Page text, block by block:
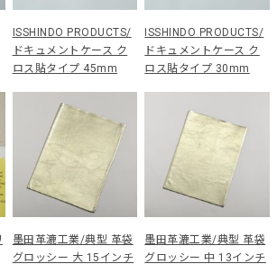
ISSHINDO PRODUCTS/
ドキュメントケース ク
ロス貼タイプ 45mm
ISSHINDO PRODUCTS/
ドキュメントケース ク
ロス貼タイプ 30mm
墨田革漉工業/典型 革袋
グロッシー 大 15インチ
墨田革漉工業/典型 革袋
グロッシー 中 13インチ